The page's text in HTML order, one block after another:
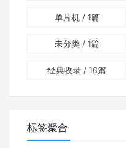
单片机/ 1篇
未分类/ 1篇
经典收录 / 10篇
标签聚合